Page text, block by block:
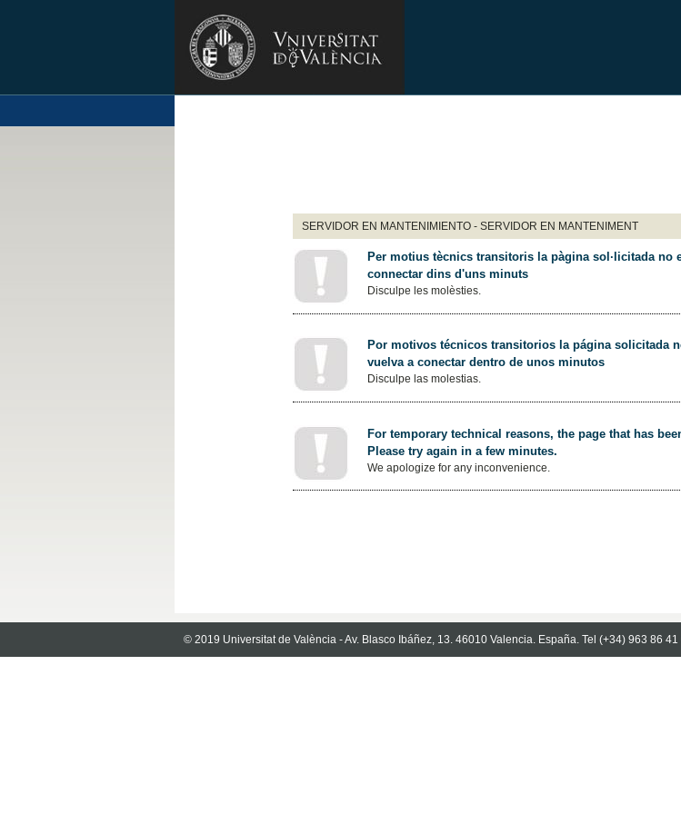
SERVIDOR EN MANTENIMIENTO - SERVIDOR EN MANTENIMENT
Per motius tècnics transitoris la pàgina sol·licitada no
connectar dins d'uns minuts
Disculpe les molèsties.
Por motivos técnicos transitorios la página solicitada
vuelva a conectar dentro de unos minutos
Disculpe las molestias.
For temporary technical reasons, the page that has
Please try again in a few minutes.
We apologize for any inconvenience.
© 2019 Universitat de València - Av. Blasco Ibáñez, 13. 46010 Valencia. España. Tel (+34) 963 86 41